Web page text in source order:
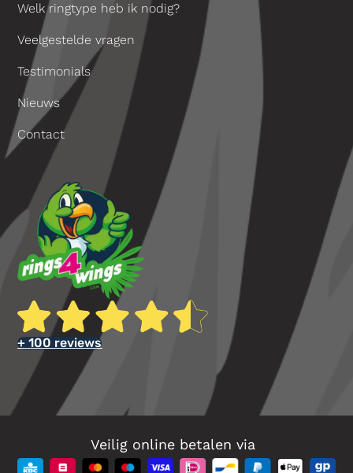
+ 100 reviews
Welk ringtype heb ik nodig?
Veelgestelde vragen
Testimonials
Nieuws
Contact
Veilig online betalen via